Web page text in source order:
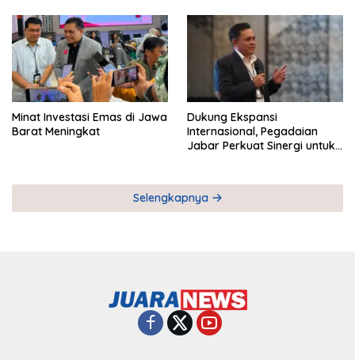
Minat Investasi Emas di Jawa
Barat Meningkat
Dukung Ekspansi
Internasional, Pegadaian
Jabar Perkuat Sinergi untuk
Selengkapnya